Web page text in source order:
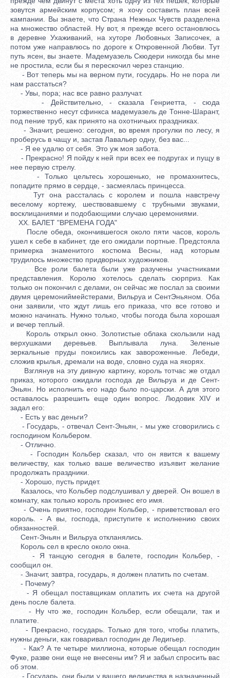
зовутся армейским корпусом; я хочу составить план всей
кампании. Вы знаете, что Страна Нежных Чувств разделена
на множество областей. Ну вот, я прежде всего остановлюсь
в деревне Ухаживаний, на хуторе Любовных Записочек, а
потом уже направлюсь по дороге к Откровенной Любви. Тут
путь ясен, вы знаете. Мадемуазель Скюдери никогда бы мне
не простила, если бы я перескочил через станцию.
- Вот теперь мы на верном пути, государь. Но не пора ли
нам расстаться?
- Увы, пора; нас все равно разлучат.
- Действительно, - сказала Генриетта, - сюда
торжественно несут сфинкса мадемуазель де Тонне-Шарант,
под пение труб, как принято на охотничьих праздниках.
- Значит, решено: сегодня, во время прогулки по лесу, я
проберусь в чащу и, застав Лавальер одну, без вас...
- Я ее удалю от себя. Это уж моя забота.
- Прекрасно! Я пойду к ней при всех ее подругах и пущу в
нее первую стрелу.
- Только цельтесь хорошенько, не промахнитесь,
попадите прямо в сердце, - засмеялась принцесса.
Тут она рассталась с королем и пошла навстречу
веселому кортежу, шествовавшему с трубными звуками,
восклицаниями и подобающими случаю церемониями.
XX. БАЛЕТ "ВРЕМЕНА ГОДА"
После обеда, окончившегося около пяти часов, король
ушел к себе в кабинет, где его ожидали портные. Предстояла
примерка знаменитого костюма Весны, над которым
трудилось множество придворных художников.
Все роли балета были уже разучены участниками
представления. Королю хотелось сделать сюрприз. Как
только он покончил с делами, он сейчас же послал за своими
двумя церемониймейстерами, Вильруа и СентЭньяном. Оба
они заявили, что ждут лишь его приказа, что все готово и
можно начинать. Нужно только, чтобы погода была хорошая
и вечер теплый.
Король открыл окно. Золотистые облака скользили над
верхушками деревьев. Выплывала луна. Зеленые
зеркальные пруды покоились как завороженные. Лебеди,
сложив крылья, дремали на воде, словно суда на якорях.
Взглянув на эту дивную картину, король тотчас же отдал
приказ, которого ожидали господа де Вильруа и де Сент-
Эньян. Но исполнить его надо было по-царски. А для этого
оставалось разрешить еще один вопрос. Людовик XIV и
задал его:
- Есть у вас деньги?
- Государь, - отвечал Сент-Эньян, - мы уже сговорились с
господином Кольбером.
- Отлично.
- Господин Кольбер сказал, что он явится к вашему
величеству, как только ваше величество изъявит желание
продолжать праздники.
- Хорошо, пусть придет.
Казалось, что Кольбер подслушивал у дверей. Он вошел в
комнату, как только король произнес его имя.
- Очень приятно, господин Кольбер, - приветствовал его
король. - А вы, господа, приступите к исполнению своих
обязанностей.
Сент-Эньян и Вильруа откланялись.
Король сел в кресло около окна.
- Я танцую сегодня в балете, господин Кольбер, -
сообщил он.
- Значит, завтра, государь, я должен платить по счетам.
- Почему?
- Я обещал поставщикам оплатить их счета на другой
день после балета.
- Ну что же, господин Кольбер, если обещали, так и
платите.
- Прекрасно, государь. Только для того, чтобы платить,
нужны деньги, как говаривал господин де Ледигьер.
- Как? А те четыре миллиона, которые обещал господин
Фуке, разве они еще не внесены им? Я и забыл спросить вас
об этом.
- Государь, они были у вашего величества в назначенный